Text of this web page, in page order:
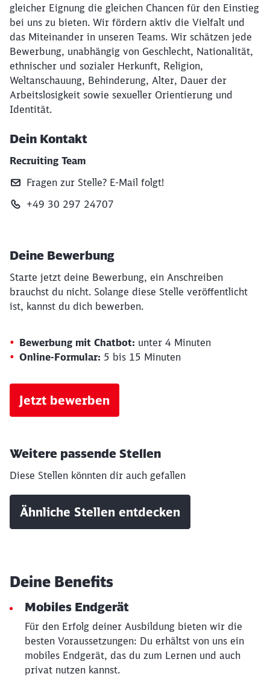
gleicher Eignung die gleichen Chancen für den Einstieg
bei uns zu bieten. Wir fördern aktiv die Vielfalt und
das Miteinander in unseren Teams. Wir schätzen jede
Bewerbung, unabhängig von Geschlecht, Nationalität,
ethnischer und sozialer Herkunft, Religion,
Weltanschauung, Behinderung, Alter, Dauer der
Arbeitslosigkeit sowie sexueller Orientierung und
Identität.
Dein Kontakt
Recruiting Team
Fragen zur Stelle? E‑Mail folgt!
+49 30 297 24707
Deine Bewerbung
Starte jetzt deine Bewerbung, ein Anschreiben
brauchst du nicht. Solange diese Stelle veröffentlicht
ist, kannst du dich bewerben.
Bewerbung mit Chatbot: unter 4 Minuten
Online-Formular: 5 bis 15 Minuten
Jetzt bewerben
Weitere passende Stellen
Diese Stellen könnten dir auch gefallen
Ähnliche Stellen entdecken
Deine Benefits
Mobiles Endgerät
Für den Erfolg deiner Ausbildung bieten wir die
besten Voraussetzungen: Du erhältst von uns ein
mobiles Endgerät, das du zum Lernen und auch
privat nutzen kannst.
Schließen
Möchten Sie zu